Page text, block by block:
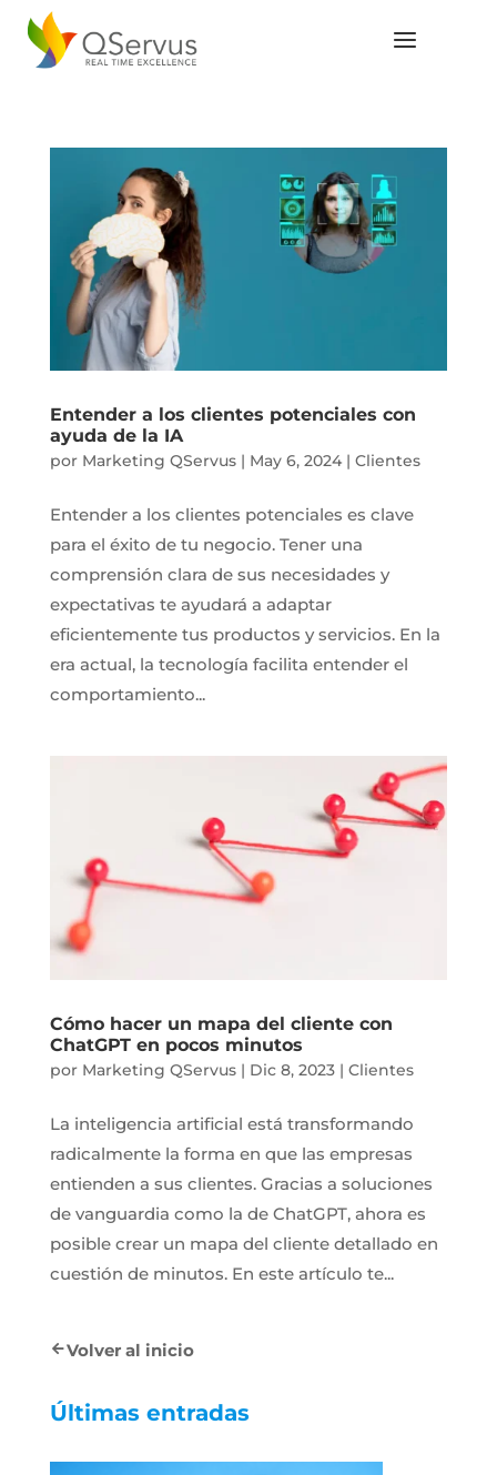
Entender a los clientes potenciales con
ayuda de la IA
por Marketing QServus| May 6, 2024| Clientes
Entender a los clientes potenciales es clave
para el éxito de tu negocio. Tener una
comprensión clara de sus necesidades y
expectativas te ayudará a adaptar
eficientemente tus productos y servicios. En la
era actual, la tecnología facilita entender el
comportamiento...
Cómo hacer un mapa del cliente con
ChatGPT en pocos minutos
por Marketing QServus| Dic 8, 2023| Clientes
La inteligencia artificial está transformando
radicalmente la forma en que las empresas
entienden a sus clientes. Gracias a soluciones
de vanguardia como la de ChatGPT, ahora es
posible crear un mapa del cliente detallado en
cuestión de minutos. En este artículo te...
Volver al inicio
Últimas entradas